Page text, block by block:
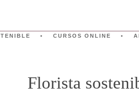
CURSOS ONLINE
Florista